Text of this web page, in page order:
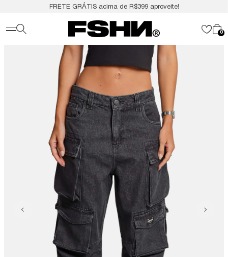
FRETE GRÁTIS acima de R$399 aproveite!
0